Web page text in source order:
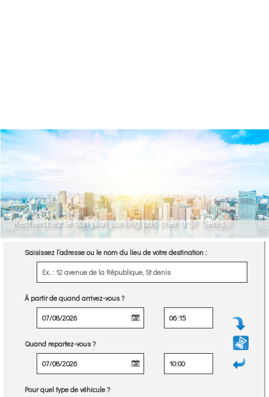
Recherchez le bon plan parking pas cher à St Denis.
Saisissez l’adresse ou le nom du lieu de votre destination :
À partir de quand arrivez-vous ?
Quand repartez-vous ?
Pour quel type de véhicule ?